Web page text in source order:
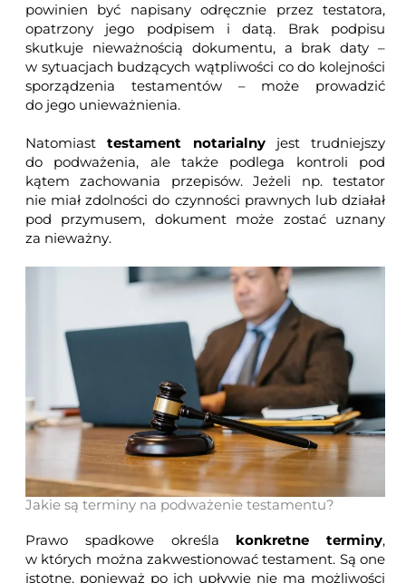
powinien być napisany odręcznie przez testatora,
opatrzony jego podpisem i datą. Brak podpisu
skutkuje nieważnością dokumentu, a brak daty –
w sytuacjach budzących wątpliwości co do kolejności
sporządzenia testamentów – może prowadzić
do jego unieważnienia.
Natomiasttestament notarialnyjest trudniejszy
do podważenia, ale także podlega kontroli pod
kątem zachowania przepisów. Jeżeli np. testator
nie miał zdolności do czynności prawnych lub działał
pod przymusem, dokument może zostać uznany
za nieważny.
Jakie są terminy na podważenie testamentu?
Prawo spadkowe określa konkretne terminy,
w których można zakwestionować testament. Są one
istotne, ponieważ po ich upływie nie ma możliwości